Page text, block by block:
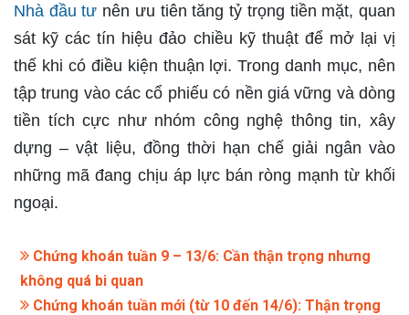
Nhà đầu tư nên ưu tiên tăng tỷ trọng tiền mặt, quan
sát kỹ các tín hiệu đảo chiều kỹ thuật để mở lại vị
thế khi có điều kiện thuận lợi. Trong danh mục, nên
tập trung vào các cổ phiếu có nền giá vững và dòng
tiền tích cực như nhóm công nghệ thông tin, xây
dựng – vật liệu, đồng thời hạn chế giải ngân vào
những mã đang chịu áp lực bán ròng mạnh từ khối
ngoại.
Chứng khoán tuần 9 – 13/6: Cần thận trọng nhưng
không quá bi quan
Chứng khoán tuần mới (từ 10 đến 14/6): Thận trọng